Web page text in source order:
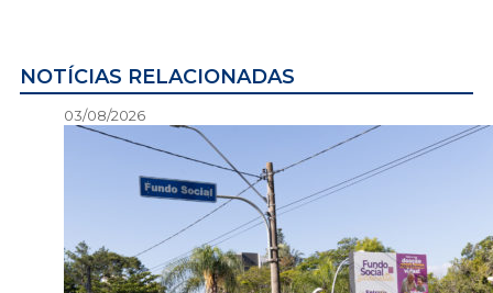
NOTÍCIAS RELACIONADAS
03/08/2026